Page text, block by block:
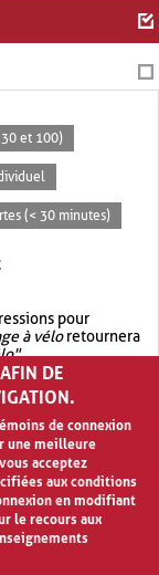
et 100)
(< 30 minutes)
pour
à véloretournera
.
OR.garage OR vélo
à vélo
DE
de connexion
une meilleure
acceptez
aux conditions
en modifiant
le recours aux